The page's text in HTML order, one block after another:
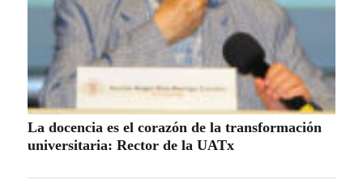
La docencia es el corazón de la transformación
universitaria: Rector de la UATx